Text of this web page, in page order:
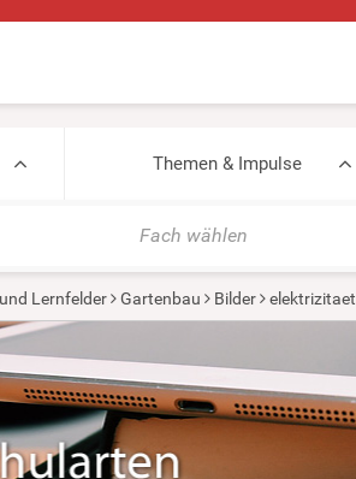
Themen & Impulse
Fach wählen
Lernfelder Gartenbau Bilder elektrizitaet